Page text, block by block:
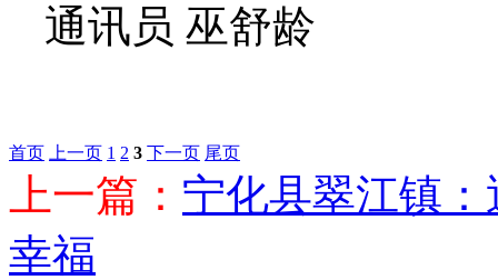
通讯员 巫舒龄
首页 上一页 1 2 3 下一页 尾页
上一篇： 宁化县翠江镇
幸福